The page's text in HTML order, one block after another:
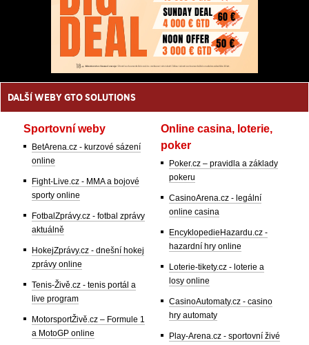
DALŠÍ WEBY GTO SOLUTIONS
Sportovní weby
BetArena.cz - kurzové sázení
online
Fight-Live.cz - MMA a bojové
sporty online
FotbalZprávy.cz - fotbal zprávy
aktuálně
HokejZprávy.cz - dnešní hokej
zprávy online
Tenis-Živě.cz - tenis portál a
live program
MotorsportŽivě.cz – Formule 1
a MotoGP online
Online casina, loterie,
poker
Poker.cz – pravidla a základy
pokeru
CasinoArena.cz - legální
online casina
EncyklopedieHazardu.cz -
hazardní hry online
Loterie-tikety.cz - loterie a
losy online
CasinoAutomaty.cz - casino
hry automaty
Play-Arena.cz - sportovní živé